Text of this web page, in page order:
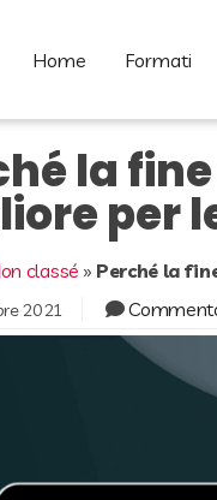
home formati
la
per
classé » Perché la
2021